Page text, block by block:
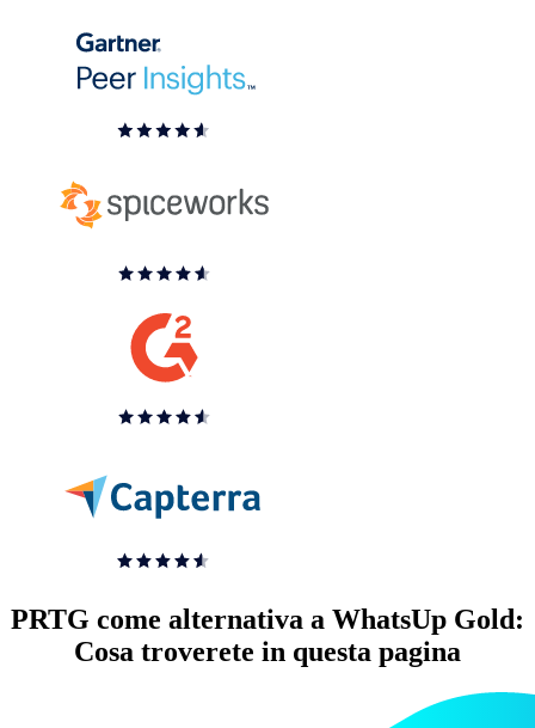
PRTG come alternativa a WhatsUp Gold:
Cosa troverete in questa pagina